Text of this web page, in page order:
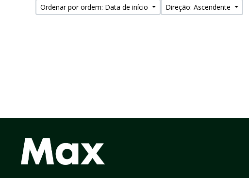
Ordenar por ordem: Data de início
Direção: Ascendente